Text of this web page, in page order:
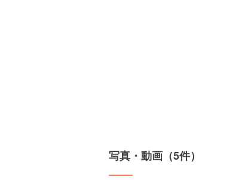
写真・動画（5件）